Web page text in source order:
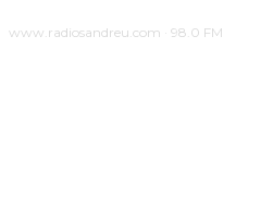
www.radiosandreu.com · 98.0 FM